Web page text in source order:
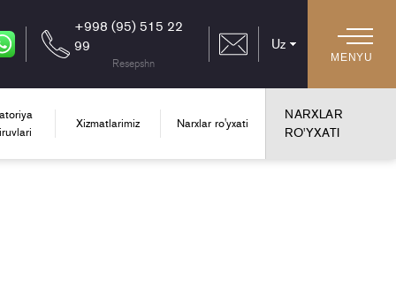
+998 (95) 515 22
99
Resepshn
Hozir
tilidagi
versiyadan
foydalanmoqdasiz
Uz
MENYU
Xizmatlarimiz Narxlar ro'yxati
NARXLAR
RO'YXATI